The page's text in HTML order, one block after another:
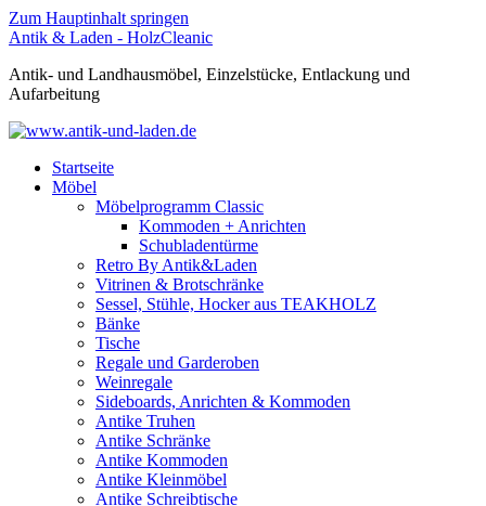
Zum Hauptinhalt springen
Antik & Laden - HolzCleanic
Antik- und Landhausmöbel, Einzelstücke, Entlackung und
Aufarbeitung
Startseite
Möbel
Möbelprogramm Classic
Kommoden + Anrichten
Schubladentürme
Retro By Antik&Laden
Vitrinen & Brotschränke
Sessel, Stühle, Hocker aus TEAKHOLZ
Bänke
Tische
Regale und Garderoben
Weinregale
Sideboards, Anrichten & Kommoden
Antike Truhen
Antike Schränke
Antike Kommoden
Antike Kleinmöbel
Antike Schreibtische